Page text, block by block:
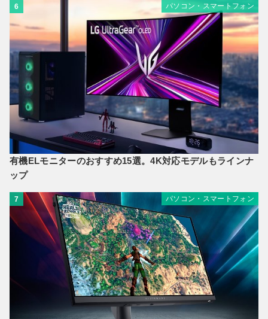
6 パソコン・スマートフォン
有機ELモニターのおすすめ15選。4K対応モデルもラインナ
ップ
7 パソコン・スマートフォン